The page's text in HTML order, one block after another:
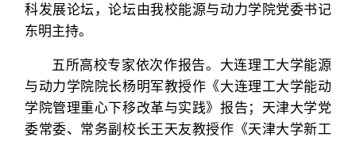
科发展论坛，论坛由我校能源与动力学院党委书记
东明主持。
五所高校专家依次作报告。大连理工大学能源
与动力学院院长杨明军教授作《大连理工大学能动
学院管理重心下移改革与实践》报告；天津大学党
委常委、常务副校长王天友教授作《天津大学新工